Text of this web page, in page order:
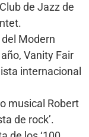
de Jazz de
Modern
Vanity Fair
internacional
musical Robert
de rock’.